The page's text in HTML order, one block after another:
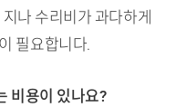
나 수리비가 과다하게
필요합니다.
비용이 있나요?